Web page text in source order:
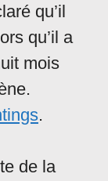
qu’il
qu’il a
mois
.
de la